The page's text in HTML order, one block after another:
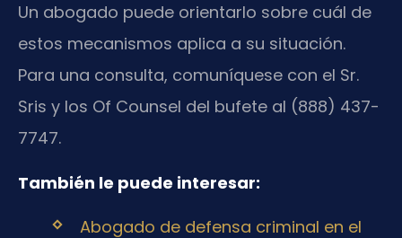
Un abogado puede orientarlo sobre cuál de
estos mecanismos aplica a su situación.
Para una consulta, comuníquese con el Sr.
Sris y los Of Counsel del bufete al (888) 437-
7747.
También le puede interesar:
Abogado de defensa criminal en el